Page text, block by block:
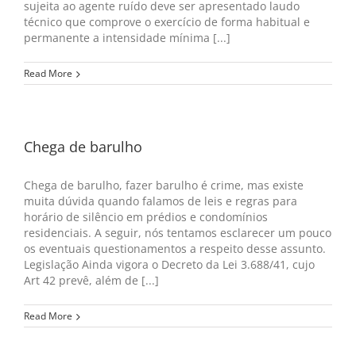
sujeita ao agente ruído deve ser apresentado laudo
técnico que comprove o exercício de forma habitual e
permanente a intensidade mínima [...]
Read More
Chega de barulho
Chega de barulho, fazer barulho é crime, mas existe
muita dúvida quando falamos de leis e regras para
horário de silêncio em prédios e condomínios
residenciais. A seguir, nós tentamos esclarecer um pouco
os eventuais questionamentos a respeito desse assunto.
Legislação Ainda vigora o Decreto da Lei 3.688/41, cujo
Art 42 prevê, além de [...]
Read More